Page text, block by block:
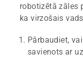
robotizētā zāles
ka virzošais
Pārbaudiet,
savienots ar